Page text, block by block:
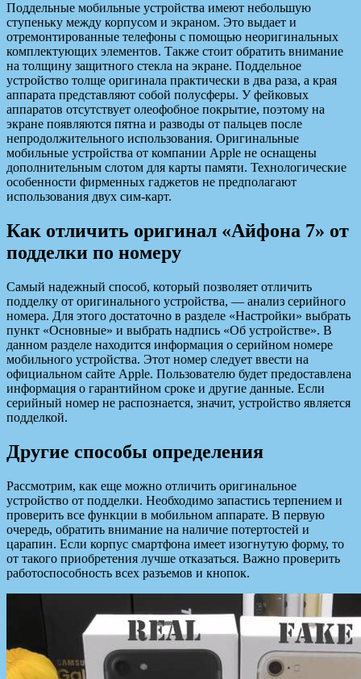
Поддельные мобильные устройства имеют небольшую
ступеньку между корпусом и экраном. Это выдает и
отремонтированные телефоны с помощью неоригинальных
комплектующих элементов. Также стоит обратить внимание
на толщину защитного стекла на экране. Поддельное
устройство толще оригинала практически в два раза, а края
аппарата представляют собой полусферы. У фейковых
аппаратов отсутствует олеофобное покрытие, поэтому на
экране появляются пятна и разводы от пальцев после
непродолжительного использования. Оригинальные
мобильные устройства от компании Apple не оснащены
дополнительным слотом для карты памяти. Технологические
особенности фирменных гаджетов не предполагают
использования двух сим-карт.
Как отличить оригинал «Айфона 7» от
подделки по номеру
Самый надежный способ, который позволяет отличить
подделку от оригинального устройства, — анализ серийного
номера. Для этого достаточно в разделе «Настройки» выбрать
пункт «Основные» и выбрать надпись «Об устройстве». В
данном разделе находится информация о серийном номере
мобильного устройства. Этот номер следует ввести на
официальном сайте Apple. Пользователю будет предоставлена
информация о гарантийном сроке и другие данные. Если
серийный номер не распознается, значит, устройство является
подделкой.
Другие способы определения
Рассмотрим, как еще можно отличить оригинальное
устройство от подделки. Необходимо запастись терпением и
проверить все функции в мобильном аппарате. В первую
очередь, обратить внимание на наличие потертостей и
царапин. Если корпус смартфона имеет изогнутую форму, то
от такого приобретения лучше отказаться. Важно проверить
работоспособность всех разъемов и кнопок.